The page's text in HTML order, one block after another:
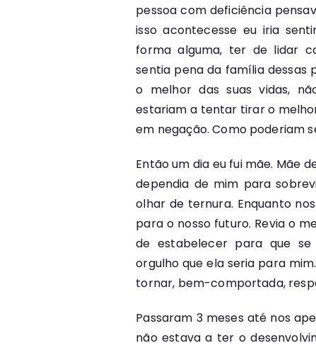
pessoa com deficiência
isso acontecesse eu iria
forma alguma, ter de lidar
sentia pena da família dessas
o melhor das suas vidas,
estariam a tentar tirar o
em negação. Como poderiam
Então um dia eu fui mãe. Mãe
dependia de mim para
olhar de ternura. Enquanto
para o nosso futuro. Revia o
de estabelecer para que se
orgulho que ela seria para
tornar, bem-comportada,
Passaram 3 meses até nos
não estava a ter o